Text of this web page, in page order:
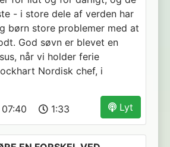
- i store dele af verden har
børn store problemer med at
God søvn er blevet en
når vi holder ferie
Nordisk chef, i
Lyt
07:40 1:33